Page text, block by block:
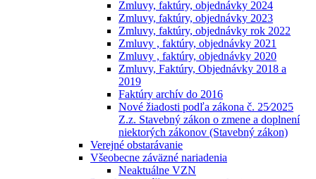
Zmluvy, faktúry, objednávky 2024
Zmluvy, faktúry, objednávky 2023
Zmluvy, faktúry, objednávky rok 2022
Zmluvy , faktúry, objednávky 2021
Zmluvy , faktúry, objednávky 2020
Zmluvy, Faktúry, Objednávky 2018 a
2019
Faktúry archív do 2016
Nové žiadosti podľa zákona č. 25⁄2025
Z.z. Stavebný zákon o zmene a doplnení
niektorých zákonov (Stavebný zákon)
Verejné obstarávanie
Všeobecne záväzné nariadenia
Neaktuálne VZN